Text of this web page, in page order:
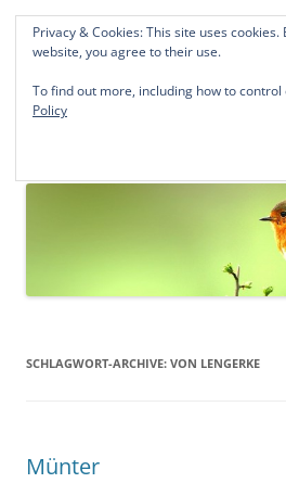
Norddeutsche
Michael Kohlhaas und
SCHLAGWORT-ARCHIVE: VON LENGERKE
Münter
Privacy & Cookies: This site uses
website, you agree to their use.
To find out more, including how to control
Policy